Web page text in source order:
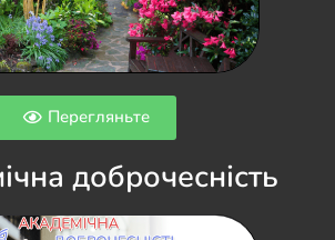
Перегляньте
доброчесність